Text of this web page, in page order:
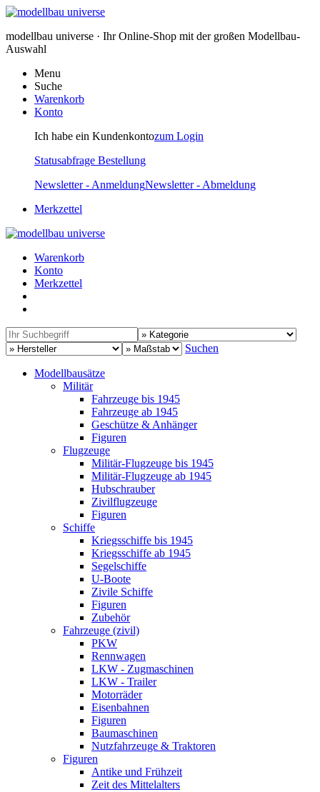
modellbau universe · Ihr Online-Shop mit der großen Modellbau-
Auswahl
Menu
Suche
Warenkorb
Konto
Ich habe ein Kundenkontozum Login
Statusabfrage Bestellung
Newsletter - AnmeldungNewsletter - Abmeldung
Merkzettel
Warenkorb
Konto
Merkzettel
Suchen
Modellbausätze
Militär
Fahrzeuge bis 1945
Fahrzeuge ab 1945
Geschütze & Anhänger
Figuren
Flugzeuge
Militär-Flugzeuge bis 1945
Militär-Flugzeuge ab 1945
Hubschrauber
Zivilflugzeuge
Figuren
Schiffe
Kriegsschiffe bis 1945
Kriegsschiffe ab 1945
Segelschiffe
U-Boote
Zivile Schiffe
Figuren
Zubehör
Fahrzeuge (zivil)
PKW
Rennwagen
LKW - Zugmaschinen
LKW - Trailer
Motorräder
Eisenbahnen
Figuren
Baumaschinen
Nutzfahrzeuge & Traktoren
Figuren
Antike und Frühzeit
Zeit des Mittelalters